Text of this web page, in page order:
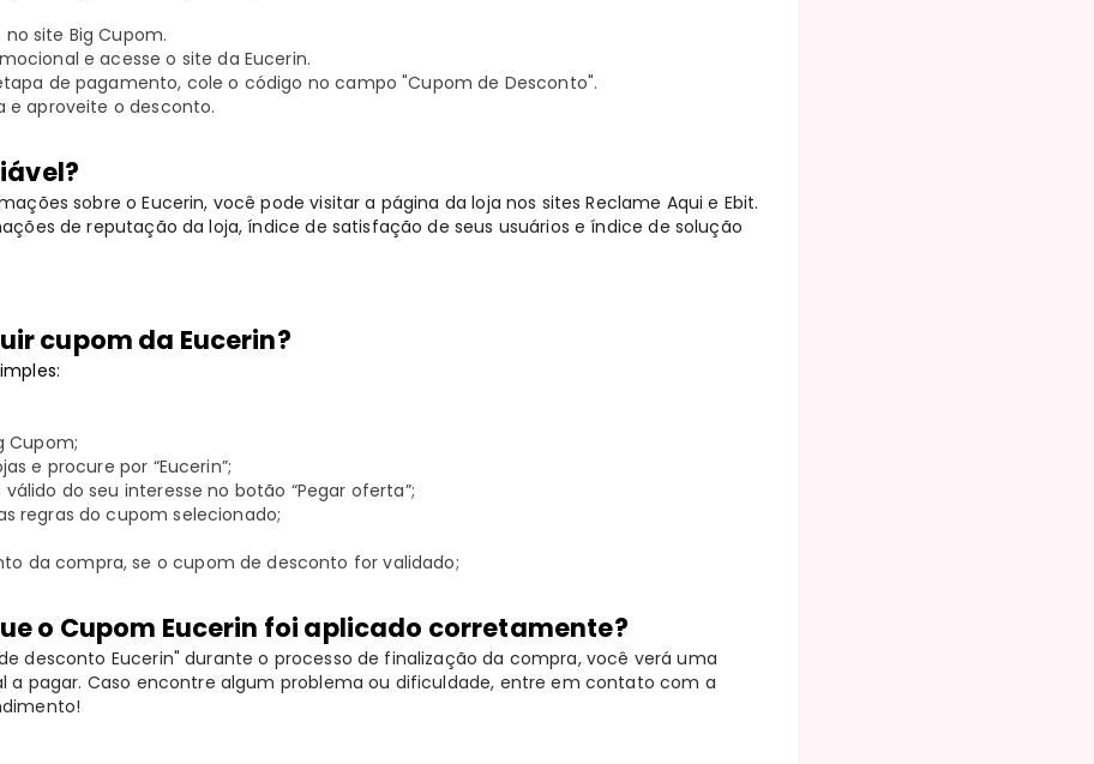
site Big Cupom.
e acesse o site da Eucerin.
de pagamento, cole o código no campo "Cupom de Desconto".
e aproveite o desconto.
sobre o Eucerin, você pode visitar a página da loja nos sites Reclame Aqui e Ebit.
de reputação da loja, índice de satisfação de seus usuários e índice de solução
cupom da Eucerin?
Cupom;
e procure por “Eucerin”;
do seu interesse no botão “Pegar oferta”;
regras do cupom selecionado;
da compra, se o cupom de desconto for validado;
o Cupom Eucerin foi aplicado corretamente?
desconto Eucerin" durante o processo de finalização da compra, você verá uma
a pagar. Caso encontre algum problema ou dificuldade, entre em contato com a